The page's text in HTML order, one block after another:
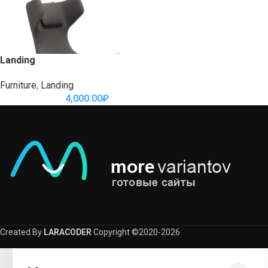
Landing
Furniture, Landing
4,000.00₽
Created By LARACODER Copyright ©2020-2026